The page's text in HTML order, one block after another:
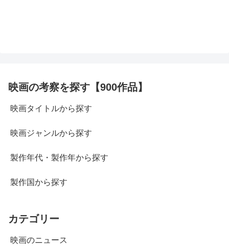
映画の考察を探す【900作品】
映画タイトルから探す
映画ジャンルから探す
製作年代・製作年から探す
製作国から探す
カテゴリー
映画のニュース